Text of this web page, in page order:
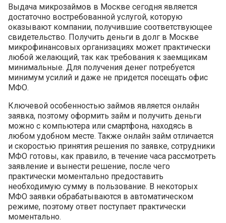
Выдача микрозаймов в Москве сегодня является
достаточно востребованной услугой, которую
оказывают компании, получившие соответствующее
свидетельство. Получить деньги в долг в Москве
микрофинансовых организациях может практически
любой желающий, так как требования к заемщикам
минимальные. Для получения денег потребуется
минимум усилий и даже не придется посещать офис
МФО.
Ключевой особенностью займов является онлайн
заявка, поэтому оформить займ и получить деньги
можно с компьютера или смартфона, находясь в
любом удобном месте. Также онлайн займ отличается
и скоростью принятия решения по заявке, сотрудники
МФО готовы, как правило, в течение часа рассмотреть
заявление и вынести решение, после чего
практически моментально предоставить
необходимую сумму в пользование. В некоторых
МФО заявки обрабатываются в автоматическом
режиме, поэтому ответ поступает практически
моментально.